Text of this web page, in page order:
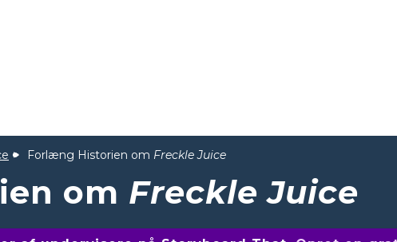
Forlæng Historien om Freckle Juice
om Freckle Juice